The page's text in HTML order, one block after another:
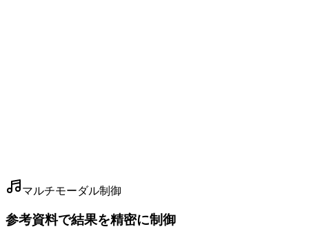
マルチモーダル制御
参考資料で結果を精密に制御